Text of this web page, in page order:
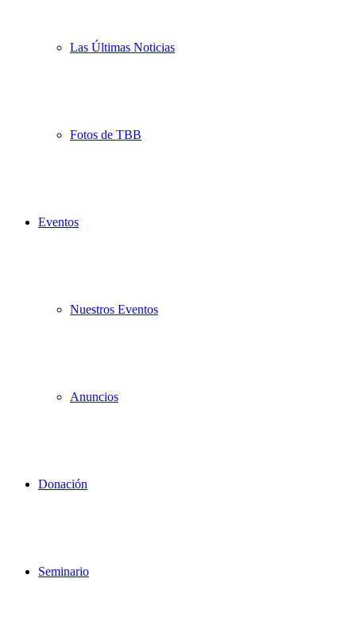
Las Últimas Noticias
Fotos de TBB
Eventos
Nuestros Eventos
Anuncios
Donación
Seminario